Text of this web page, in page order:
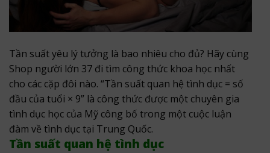
Tần suất yêu lý tưởng là bao nhiêu cho đủ? Hãy cùng
Shop người lớn 37 đi tìm công thức khoa học nhất
cho các cặp đôi nào. “Tần suất quan hệ tình dục = số
đầu của tuổi × 9” là công thức được một chuyên gia
tình dục học của Mỹ công bố trong một cuộc luận
đàm về tình dục tại Trung Quốc.
Tần suất quan hệ tình dục